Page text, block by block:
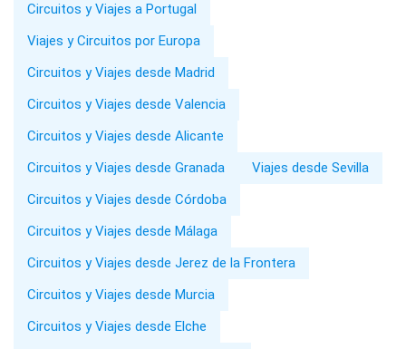
Circuitos y Viajes a Portugal
Viajes y Circuitos por Europa
Circuitos y Viajes desde Madrid
Circuitos y Viajes desde Valencia
Circuitos y Viajes desde Alicante
Circuitos y Viajes desde Granada
Viajes desde Sevilla
Circuitos y Viajes desde Córdoba
Circuitos y Viajes desde Málaga
Circuitos y Viajes desde Jerez de la Frontera
Circuitos y Viajes desde Murcia
Circuitos y Viajes desde Elche